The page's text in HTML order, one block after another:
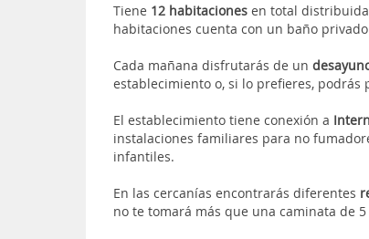
Tiene 12 habitaciones en total
habitaciones cuenta con un baño
Cada mañana disfrutarás de un
establecimiento o, si lo prefieres,
El establecimiento tiene conexión a
instalaciones familiares para no
infantiles.
En las cercanías encontrarás diferentes
no te tomará más que una caminata de